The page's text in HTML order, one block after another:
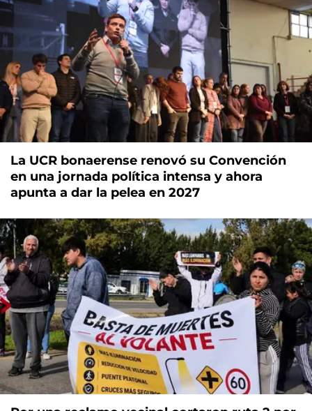
La UCR bonaerense renovó su Convención
en una jornada política intensa y ahora
apunta a dar la pelea en 2027